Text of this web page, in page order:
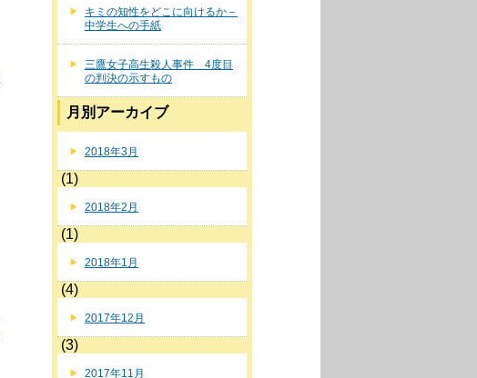
キミの知性をどこに向けるか－
中学生への手紙
三鷹女子高生殺人事件 4度目
の判決の示すもの
月別アーカイブ
2018年3月
(1)
2018年2月
(1)
2018年1月
(4)
2017年12月
(3)
2017年11月